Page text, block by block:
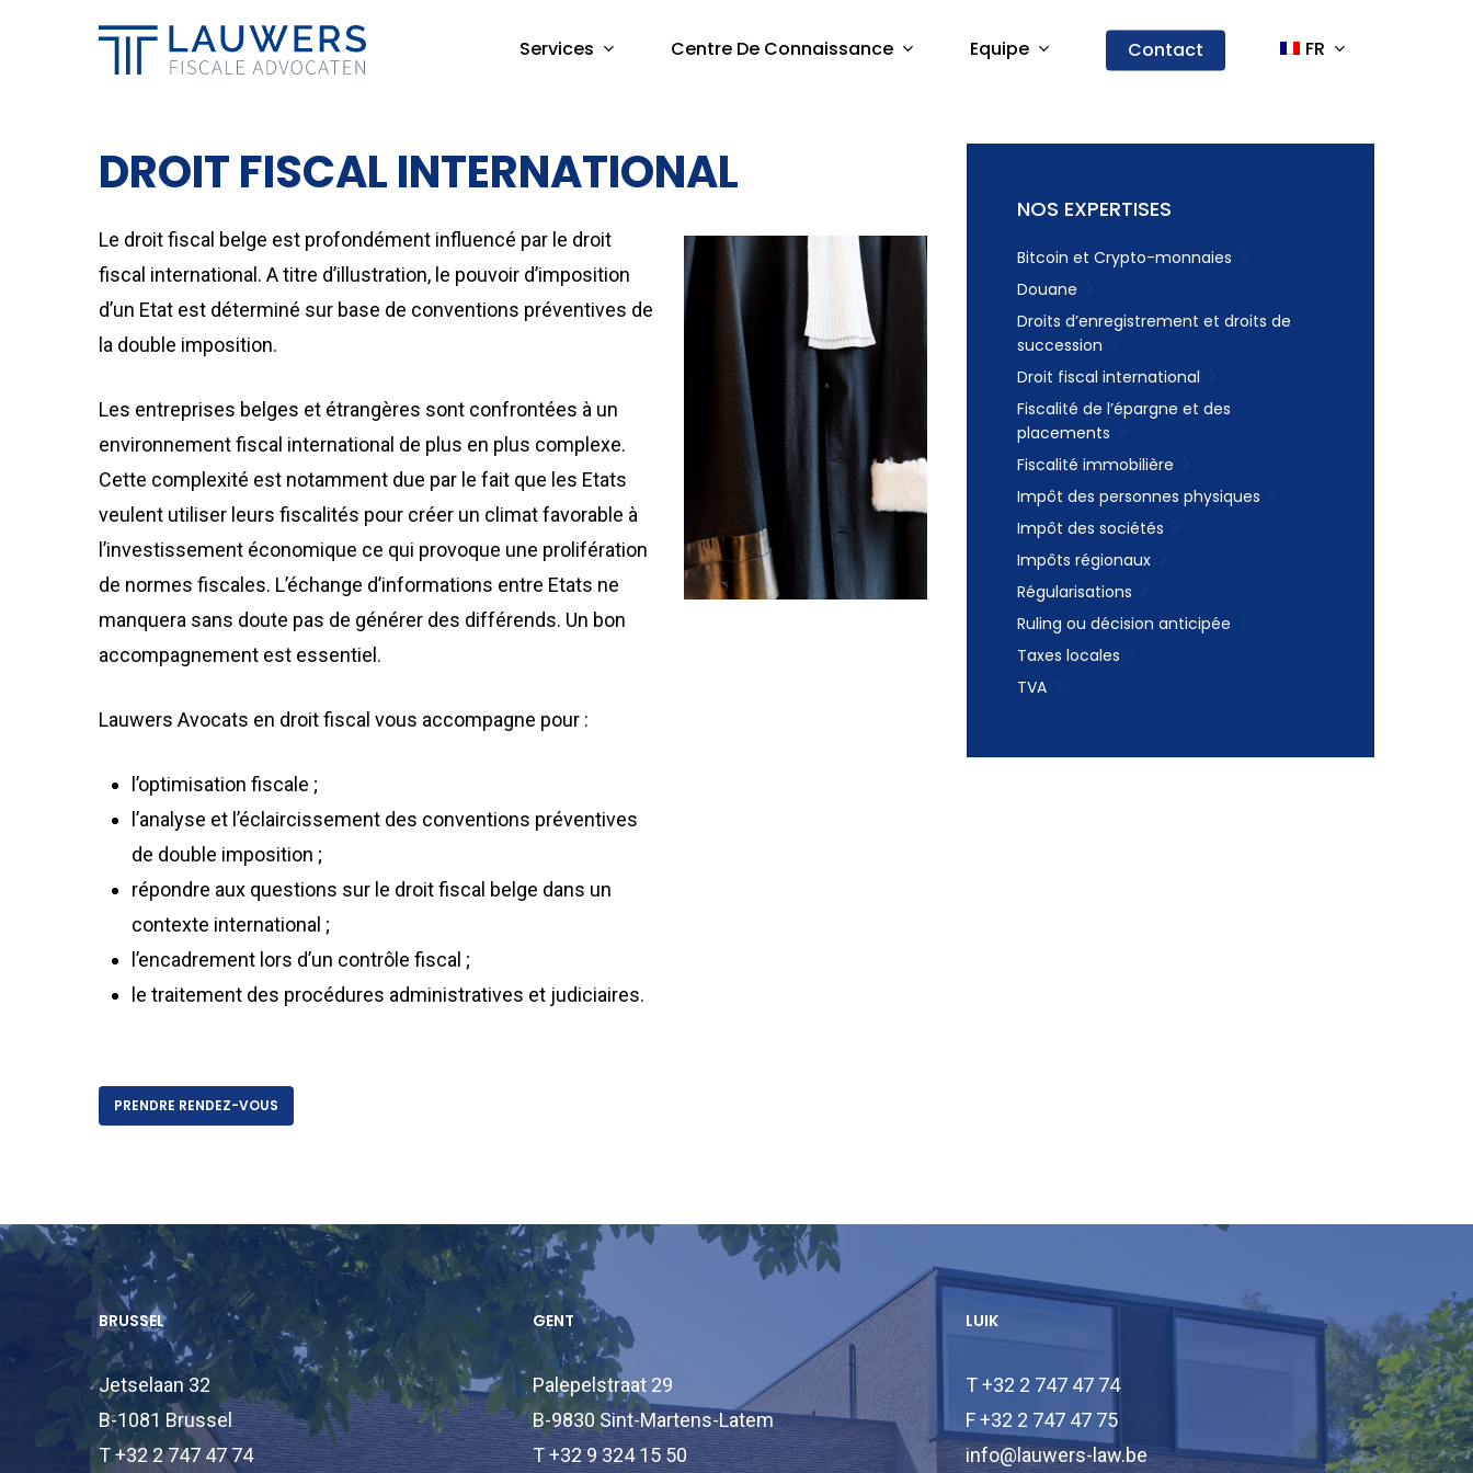
Services Centre De Connaissance Equipe Contact FR
DROIT FISCAL INTERNATIONAL
Le droit fiscal belge est profondément influencé par le droit
fiscal international. A titre d’illustration, le pouvoir d’imposition
d’un Etat est déterminé sur base de conventions préventives de
la double imposition.
Les entreprises belges et étrangères sont confrontées à un
environnement fiscal international de plus en plus complexe.
Cette complexité est notamment due par le fait que les Etats
veulent utiliser leurs fiscalités pour créer un climat favorable à
l’investissement économique ce qui provoque une prolifération
de normes fiscales. L’échange d’informations entre Etats ne
manquera sans doute pas de générer des différends. Un bon
accompagnement est essentiel.
Lauwers Avocats en droit fiscal vous accompagne pour :
l’optimisation fiscale ;
l’analyse et l’éclaircissement des conventions préventives
de double imposition ;
répondre aux questions sur le droit fiscal belge dans un
contexte international ;
l’encadrement lors d’un contrôle fiscal ;
le traitement des procédures administratives et judiciaires.
PRENDRE RENDEZ-VOUS
NOS EXPERTISES
Bitcoin et Crypto-monnaies
Douane
Droits d’enregistrement et droits de
succession
Droit fiscal international
Fiscalité de l’épargne et des
placements
Fiscalité immobilière
Impôt des personnes physiques
Impôt des sociétés
Impôts régionaux
Régularisations
Ruling ou décision anticipée
Taxes locales
TVA
BRUSSEL
Jetselaan 32
B-1081 Brussel
T +32 2 747 47 74
GENT
Palepelstraat 29
B-9830 Sint-Martens-Latem
T +32 9 324 15 50
LUIK
T +32 2 747 47 74
F +32 2 747 47 75
info@lauwers-law.be